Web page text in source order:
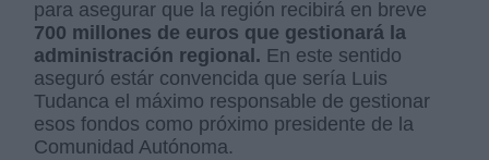
para asegurar que la región recibirá en breve
700 millones de euros que gestionará la
administración regional. En este sentido
aseguró estár convencida que sería Luis
Tudanca el máximo responsable de gestionar
esos fondos como próximo presidente de la
Comunidad Autónoma.